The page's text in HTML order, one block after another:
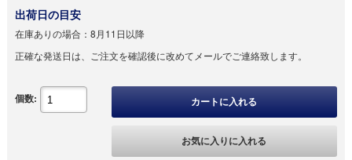
出荷日の目安
在庫ありの場合： 8月11日以降
正確な発送日は、ご注文を確認後に改めてメールでご連絡致します。
個数: カートに入れる
お気に入りに入れる